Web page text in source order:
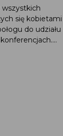
wszystkich
się kobietami
do udziału